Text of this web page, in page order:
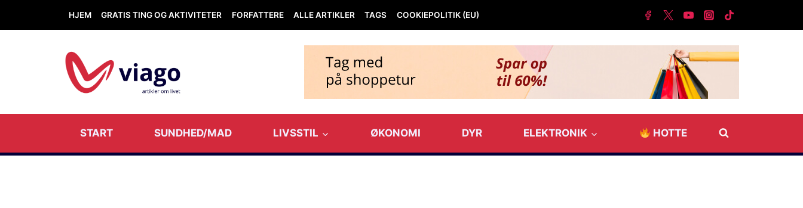
HJEM GRATIS TING OG AKTIVITETER FORFATTERE ALLE ARTIKLER TAGS COOKIEPOLITIK (EU)
START SUNDHED/MAD LIVSSTIL ØKONOMI DYR ELEKTRONIK HOTTE